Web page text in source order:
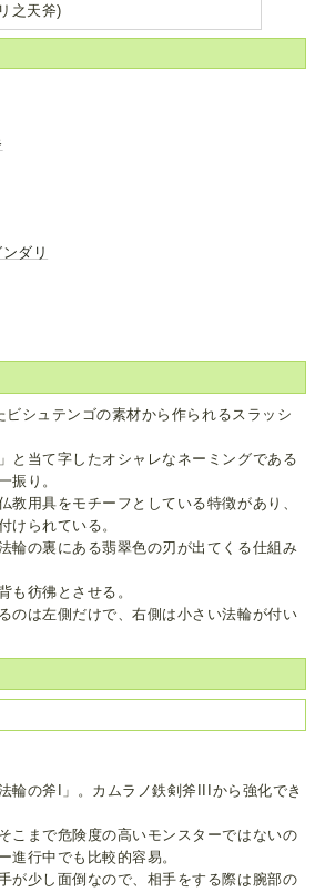
之天斧)
ダリ
ビシュテンゴの素材から作られるスラッシ
と当て字したオシャレなネーミングである
振り。
教用具をモチーフとしている特徴があり、
けられている。
輪の裏にある翡翠色の刃が出てくる仕組み
も彷彿とさせる。
のは左側だけで、右側は小さい法輪が付い
輪の斧I」。カムラノ鉄剣斧IIIから強化でき
こまで危険度の高いモンスターではないの
進行中でも比較的容易。
が少し面倒なので、相手をする際は腕部の